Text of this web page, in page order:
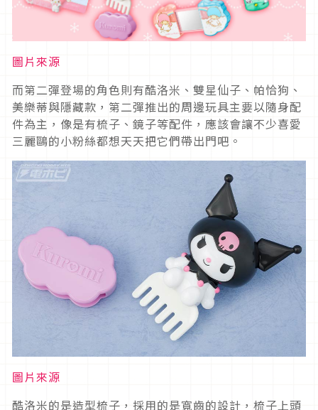
圖片來源
而第二彈登場的角色則有酷洛米、雙星仙子、帕恰狗、
美樂蒂與隱藏款，第二彈推出的周邊玩具主要以隨身配
件為主，像是有梳子、鏡子等配件，應該會讓不少喜愛
三麗鷗的小粉絲都想天天把它們帶出門吧。
圖片來源
酷洛米的是造型梳子，採用的是寬齒的設計，梳子上頭